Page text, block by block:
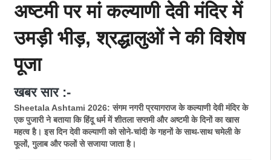
अष्टमी पर मां कल्याणी देवी मंदिर में
उमड़ी भीड़, श्रद्धालुओं ने की विशेष
पूजा
खबर सार :-
Sheetala Ashtami 2026: संगम नगरी प्रयागराज के कल्याणी देवी मंदिर के
एक पुजारी ने बताया कि हिंदू धर्म में शीतला सप्तमी और अष्टमी के दिनों का खास
महत्व है। इस दिन देवी कल्याणी को सोने-चांदी के गहनों के साथ-साथ चमेली के
फूलों, गुलाब और फलों से सजाया जाता है।